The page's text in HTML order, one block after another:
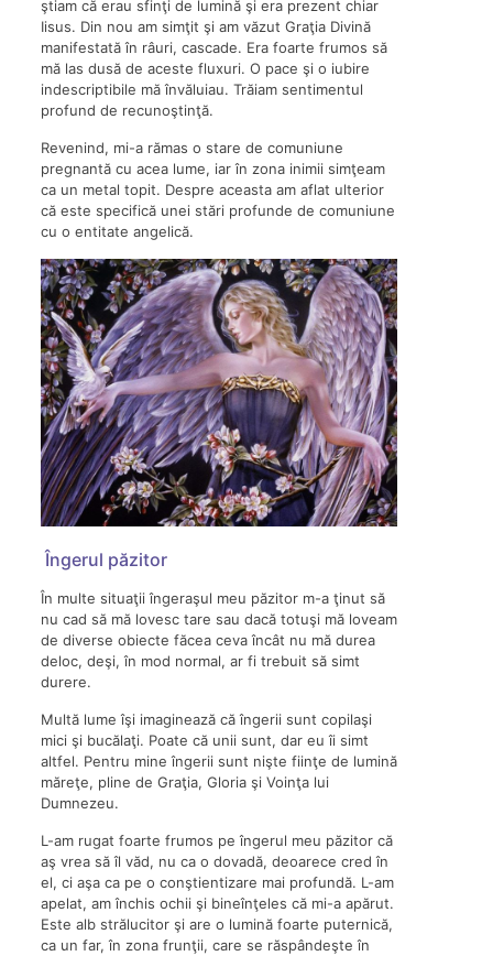
ştiam că erau sfinţi de lumină şi era prezent chiar
Iisus. Din nou am simţit şi am văzut Graţia Divină
manifestată în râuri, cascade. Era foarte frumos să
mă las dusă de aceste fluxuri. O pace şi o iubire
indescriptibile mă învăluiau. Trăiam sentimentul
profund de recunoştinţă.
Revenind, mi-a rămas o stare de comuniune
pregnantă cu acea lume, iar în zona inimii simţeam
ca un metal topit. Despre aceasta am aflat ulterior
că este specifică unei stări profunde de comuniune
cu o entitate angelică.
Îngerul păzitor
În multe situaţii îngeraşul meu păzitor m-a ţinut să
nu cad să mă lovesc tare sau dacă totuşi mă loveam
de diverse obiecte făcea ceva încât nu mă durea
deloc, deşi, în mod normal, ar fi trebuit să simt
durere.
Multă lume îşi imaginează că îngerii sunt copilaşi
mici şi bucălaţi. Poate că unii sunt, dar eu îi simt
altfel. Pentru mine îngerii sunt nişte fiinţe de lumină
măreţe, pline de Graţia, Gloria şi Voinţa lui
Dumnezeu.
L-am rugat foarte frumos pe îngerul meu păzitor că
aş vrea să îl văd, nu ca o dovadă, deoarece cred în
el, ci aşa ca pe o conştientizare mai profundă. L-am
apelat, am închis ochii şi bineînţeles că mi-a apărut.
Este alb strălucitor şi are o lumină foarte puternică,
ca un far, în zona frunţii, care se răspândeşte în